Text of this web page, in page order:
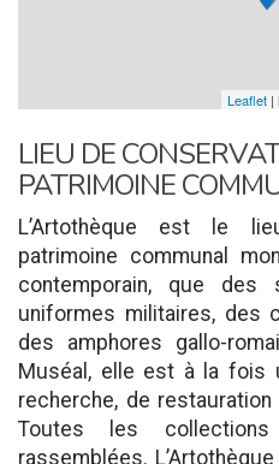
Leaflet |
LIEU DE
PATRIMOINE
L’Artothèque est le
patrimoine communal
contemporain, que des
uniformes militaires, des
des amphores gallo-
Muséal, elle est à la fois
recherche, de
Toutes les
rassemblées.